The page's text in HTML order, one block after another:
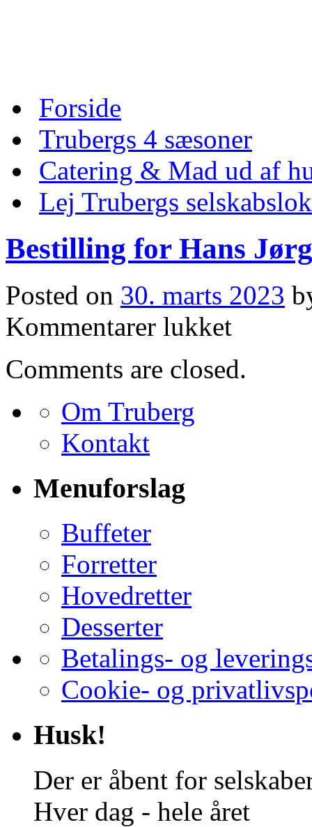
to
Forside
Trubergs 4 sæsoner
Catering & Mad ud af
Lej Trubergs
Bestilling for Hans
Posted on 30. marts 2023
Kommentarer lukket
Jørgen
Skounsø
Comments are closed.
Om Truberg
Kontakt
Menuforslag
Buffeter
Forretter
Hovedretter
Desserter
Betalings- og
Cookie- og
Husk!
Der er åbent for
Hver dag - hele året